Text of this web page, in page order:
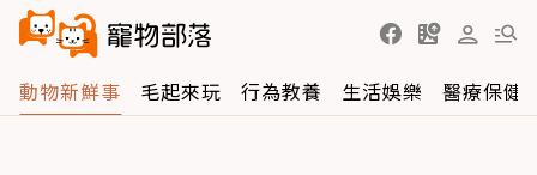
動物新鮮事 毛起來玩 行為教養 生活娛樂 醫療保健